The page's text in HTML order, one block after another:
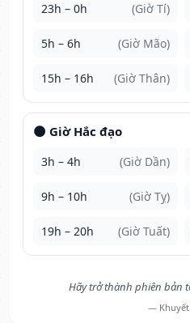
23h – 0h (Giờ Tí)
5h – 6h (Giờ Mão)
15h – 16h (Giờ Thân)
🌑 Giờ Hắc đạo
3h – 4h (Giờ Dần)
9h – 10h (Giờ Tỵ)
19h – 20h (Giờ Tuất)
Hãy trở thành phiên bản
— Khuyết